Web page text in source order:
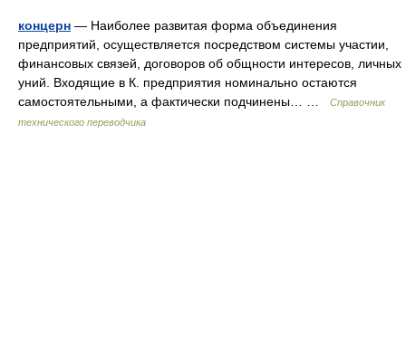
концерн — Наиболее развитая форма объединения
предприятий, осуществляется посредством системы участии,
финансовых связей, договоров об общности интересов, личных
уний. Входящие в К. предприятия номинально остаются
самостоятельными, а фактически подчинены… …
Справочник
технического переводчика